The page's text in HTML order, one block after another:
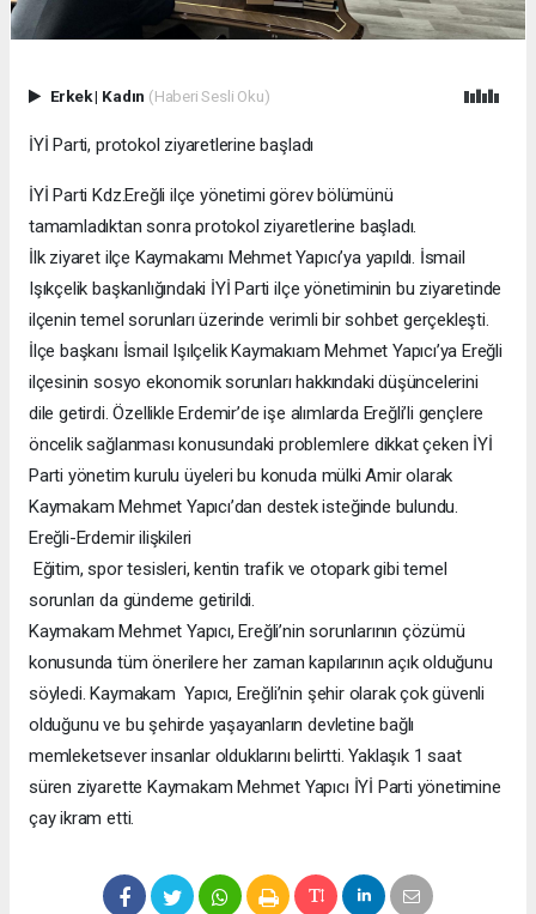
Erkek| Kadın (Haberi Sesli Oku)
İYİ Parti, protokol ziyaretlerine başladı
İYİ Parti Kdz.Ereğli ilçe yönetimi görev bölümünü
tamamladıktan sonra protokol ziyaretlerine başladı.
İlk ziyaret ilçe Kaymakamı Mehmet Yapıcı’ya yapıldı. İsmail
Işıkçelik başkanlığındaki İYİ Parti ilçe yönetiminin bu ziyaretinde
ilçenin temel sorunları üzerinde verimli bir sohbet gerçekleşti.
İlçe başkanı İsmail Işılçelik Kaymakıam Mehmet Yapıcı’ya Ereğli
ilçesinin sosyo ekonomik sorunları hakkındaki düşüncelerini
dile getirdi. Özellikle Erdemir’de işe alımlarda Ereğli’li gençlere
öncelik sağlanması konusundaki problemlere dikkat çeken İYİ
Parti yönetim kurulu üyeleri bu konuda mülki Amir olarak
Kaymakam Mehmet Yapıcı’dan destek isteğinde bulundu.
Ereğli-Erdemir ilişkileri
Eğitim, spor tesisleri, kentin trafik ve otopark gibi temel
sorunları da gündeme getirildi.
Kaymakam Mehmet Yapıcı, Ereğli’nin sorunlarının çözümü
konusunda tüm önerilere her zaman kapılarının açık olduğunu
söyledi. Kaymakam Yapıcı, Ereğli’nin şehir olarak çok güvenli
olduğunu ve bu şehirde yaşayanların devletine bağlı
memleketsever insanlar olduklarını belirtti. Yaklaşık 1 saat
süren ziyarette Kaymakam Mehmet Yapıcı İYİ Parti yönetimine
çay ikram etti.